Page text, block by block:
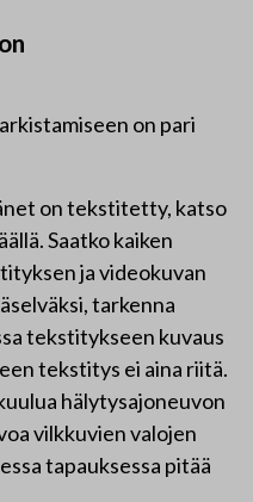
on pari
on tekstitetty, katso
Saatko kaiken
ja videokuvan
tarkenna
tekstitykseen kuvaus
tekstitys ei aina riitä.
hälytysajoneuvon
vilkkuvien valojen
tapauksessa pitää